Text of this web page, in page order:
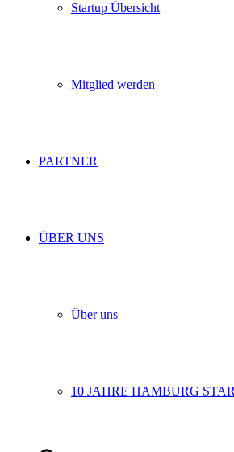
Startup Übersicht
Mitglied werden
PARTNER
ÜBER UNS
Über uns
10 JAHRE HAMBURG